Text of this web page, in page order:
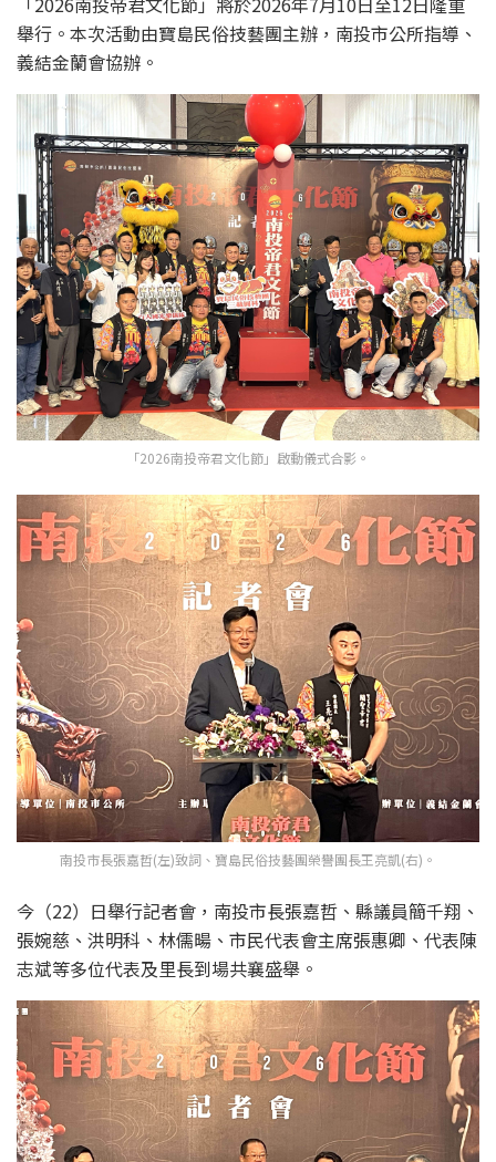
舉行。本次活動由寶島民俗技藝團主辦，南投市公所指導、
義結金蘭會協辦。
「2026南投帝君文化節」啟動儀式合影。
南投市長張嘉哲(左)致詞、寶島民俗技藝團榮譽團長王亮凱(右)。
今（22）日舉行記者會，南投市長張嘉哲、縣議員簡千翔、
張婉慈、洪明科、林儒暘、市民代表會主席張惠卿、代表陳
志斌等多位代表及里長到場共襄盛舉。